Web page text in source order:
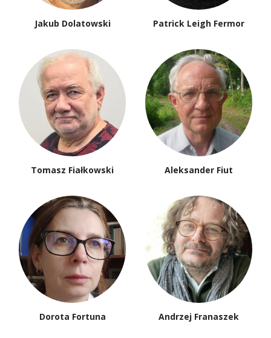
Jakub Dolatowski Patrick Leigh Fermor
Tomasz Fiałkowski Aleksander Fiut
Dorota Fortuna Andrzej Franaszek